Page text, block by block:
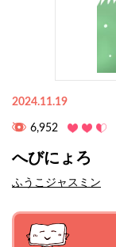
2024.11.19
6,952
へびにょろ
ふうこジャスミン